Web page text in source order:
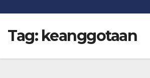
Tag: keanggotaan